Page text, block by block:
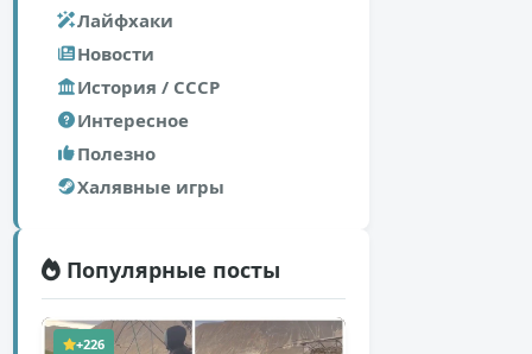
Лайфхаки
Новости
История / СССР
Интересное
Полезно
Халявные игры
Популярные посты
+226